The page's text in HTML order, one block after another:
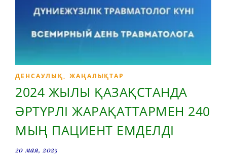
ДЕНСАУЛЫҚ, ЖАҢАЛЫҚТАР
2024 ЖЫЛЫ ҚАЗАҚСТАНДА
ӘРТҮРЛІ ЖАРАҚАТТАРМЕН 240
МЫҢ ПАЦИЕНТ ЕМДЕЛДІ
20 мая, 2025